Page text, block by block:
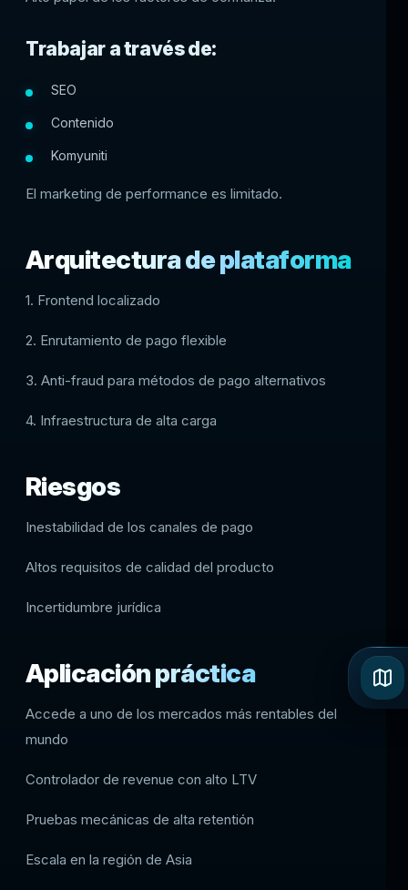
Trabajar a través de:
SEO
Contenido
Komyuniti
El marketing de performance es limitado.
Arquitectura de plataforma
1. Frontend localizado
2. Enrutamiento de pago flexible
3. Anti-fraud para métodos de pago alternativos
4. Infraestructura de alta carga
Riesgos
Inestabilidad de los canales de pago
Altos requisitos de calidad del producto
Incertidumbre jurídica
Aplicación práctica
Accede a uno de los mercados más rentables del
mundo
Controlador de revenue con alto LTV
Pruebas mecánicas de alta retentión
Escala en la región de Asia